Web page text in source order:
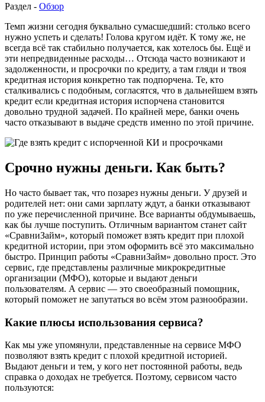
Раздел - Обзор
Темп жизни сегодня буквально сумасшедший: столько всего
нужно успеть и сделать! Голова кругом идёт. К тому же, не
всегда всё так стабильно получается, как хотелось бы. Ещё и
эти непредвиденные расходы… Отсюда часто возникают и
задолженности, и просрочки по кредиту, а там гляди и твоя
кредитная история конкретно так подпорчена. Те, кто
сталкивались с подобным, согласятся, что в дальнейшем взять
кредит если кредитная история испорчена становится
довольно трудной задачей. По крайней мере, банки очень
часто отказывают в выдаче средств именно по этой причине.
Срочно нужны деньги. Как быть?
Но часто бывает так, что позарез нужны деньги. У друзей и
родителей нет: они сами зарплату ждут, а банки отказывают
по уже перечисленной причине. Все варианты обдумываешь,
как бы лучше поступить. Отличным вариантом станет сайт
«СравниЗайм», который поможет взять кредит при плохой
кредитной истории, при этом оформить всё это максимально
быстро. Принцип работы «СравниЗайм» довольно прост. Это
сервис, где представлены различные микрокредитные
организации (МФО), которые и выдают деньги
пользователям. А сервис — это своеобразный помощник,
который поможет не запутаться во всём этом разнообразии.
Какие плюсы использования сервиса?
Как мы уже упомянули, представленные на сервисе МФО
позволяют взять кредит с плохой кредитной историей.
Выдают деньги и тем, у кого нет постоянной работы, ведь
справка о доходах не требуется. Поэтому, сервисом часто
пользуются: